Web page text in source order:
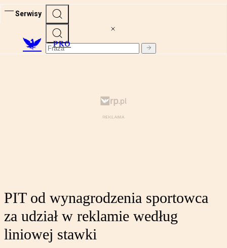
Serwisy
PRO
PIT od wynagrodzenia sportowca
za udział w reklamie według
liniowej stawki